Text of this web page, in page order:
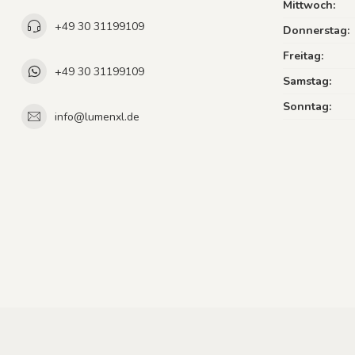
+49 30 31199109
+49 30 31199109
info@lumenxl.de
Mittwoch:
Donnerstag:
Freitag:
Samstag:
Sonntag: